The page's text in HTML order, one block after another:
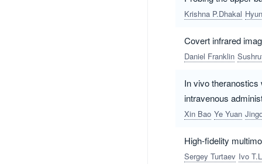
Krishna P.Dhakal
Covert infrared
Daniel Franklin
In vivo
intravenous
Xin Bao Ye Yuan
High-fidelity
Sergey Turtaev Ivo